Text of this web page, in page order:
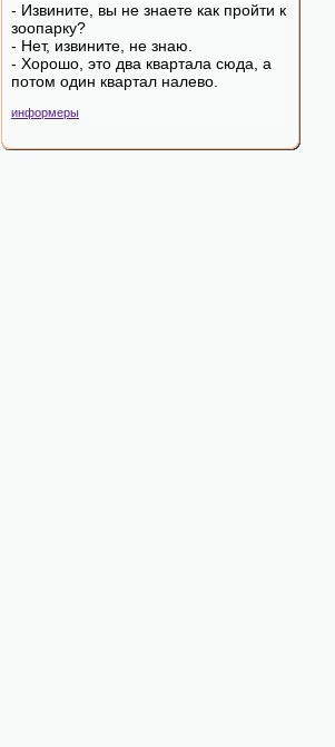
- Извините, вы не знаете как пройти к
зоопарку?
- Нет, извините, не знаю.
- Хорошо, это два квартала сюда, а
потом один квартал налево.
информеры